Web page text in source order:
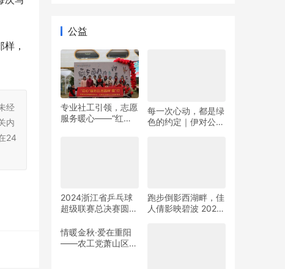
，
经
内
24
公益
专业社工引领，志愿
服务暖心——“红心”
每一次心动，都是绿
色的约定｜伊对公益
圆满落幕，责任与爱
2024浙江省乒乓球
超级联赛总决赛圆满
收官
跑步倒影西湖畔，佳
人倩影映碧波 2024
杭州女子半程马拉松
情暖金秋·爱在重阳
——农工党萧山区基
层委联合萧山义桥镇